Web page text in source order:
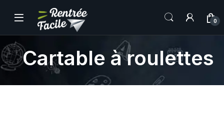
0
Cartable à roulettes